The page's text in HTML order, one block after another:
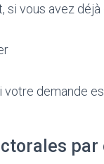
si vous avez
votre demande